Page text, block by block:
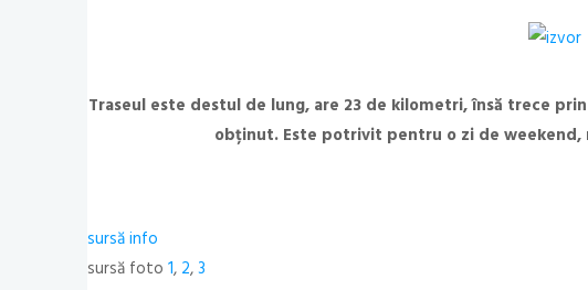
Traseul este destul de lung, are 23 de kilometri, însă trece
obținut. Este potrivit pentru o zi de weekend,
sursă info
sursă foto 1, 2,3